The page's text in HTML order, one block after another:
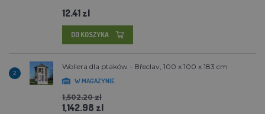
12.41 zl
DO KOSZYKA
2
Woliera dla ptaków - Břeclav, 100 x 100 x 183 cm
W MAGAZYNIE
1,502.20 zl
1,142.98 zl